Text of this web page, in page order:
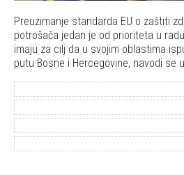
Preuzimanje standarda EU o zaštiti
potrošača jedan je od prioriteta u
imaju za cilj da u svojim oblastima
putu Bosne i Hercegovine, navodi se